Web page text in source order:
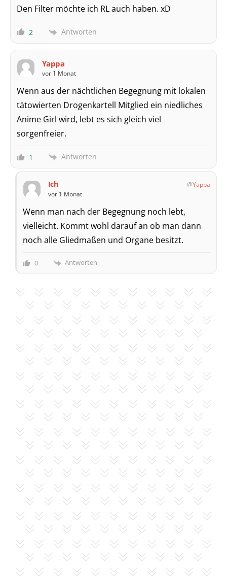
Den Filter möchte ich RL auch haben. xD
2 Antworten
Yappa
vor 1 Monat
Wenn aus der nächtlichen Begegnung mit lokalen
tätowierten Drogenkartell Mitglied ein niedliches
Anime Girl wird, lebt es sich gleich viel
sorgenfreier.
1 Antworten
Ich
Yappa
vor 1 Monat
Wenn man nach der Begegnung noch lebt,
vielleicht. Kommt wohl darauf an ob man dann
noch alle Gliedmaßen und Organe besitzt.
0 Antworten